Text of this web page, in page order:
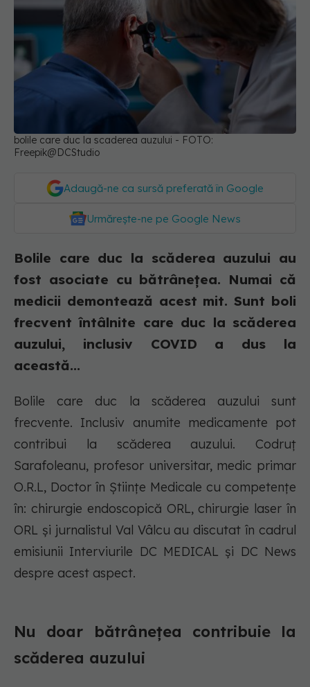
bolile care duc la scaderea auzului - FOTO:
Freepik@DCStudio
Adaugă-ne ca sursă preferată în Google
Urmărește-ne pe Google News
Bolile care duc la scăderea auzului au
fost asociate cu bătrânețea. Numai că
medicii demontează acest mit. Sunt boli
frecvent întâlnite care duc la scăderea
auzului, inclusiv COVID a dus la
această...
Bolile care duc la scăderea auzului sunt
frecvente. Inclusiv anumite medicamente pot
contribui la scăderea auzului. Codruț
Sarafoleanu, profesor universitar, medic primar
O.R.L, Doctor în Științe Medicale cu competențe
în: chirurgie endoscopică ORL, chirurgie laser în
ORL și jurnalistul Val Vâlcu au discutat în cadrul
emisiunii Interviurile DC MEDICAL și DC News
despre acest aspect.
Nu doar bătrânețea contribuie la
scăderea auzului